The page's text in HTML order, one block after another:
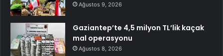
Ağustos 9, 2026
Gaziantep’te 4,5 milyon TL’lik kaçak
mal operasyonu
Ağustos 8, 2026